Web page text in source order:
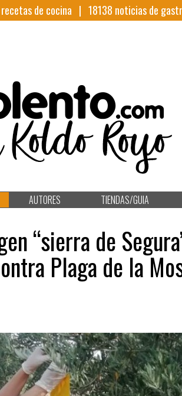
recetas de cocina | 18138 noticias de
AUTORES TIENDAS/GUIA
“sierra de
Plaga de la